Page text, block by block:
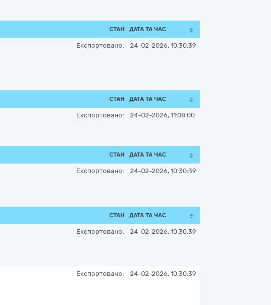
СТАН ДАТА ТА ЧАС
Експортовано: 24-02-2026, 10:30:39
СТАН ДАТА ТА ЧАС
Експортовано: 24-02-2026, 11:08:00
СТАН ДАТА ТА ЧАС
Експортовано: 24-02-2026, 10:30:39
СТАН ДАТА ТА ЧАС
Експортовано: 24-02-2026, 10:30:39
Експортовано: 24-02-2026, 10:30:39